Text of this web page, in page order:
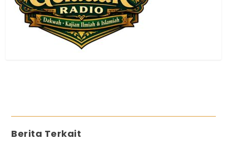
Berita Terkait